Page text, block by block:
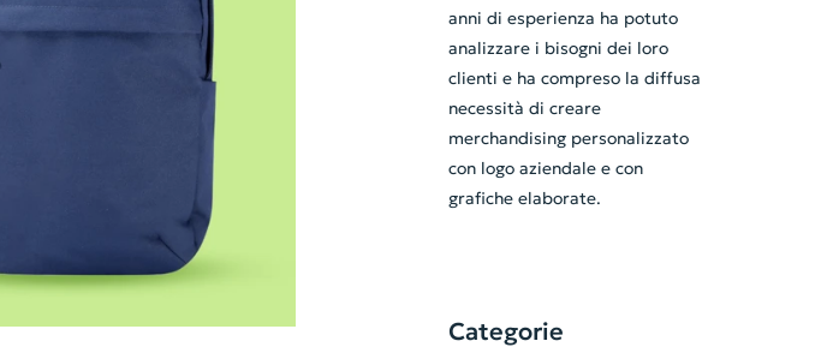
anni di esperienza ha potuto
analizzare i bisogni dei loro
clienti e ha compreso la diffusa
necessità di creare
merchandising personalizzato
con logo aziendale e con
grafiche elaborate.
Categorie